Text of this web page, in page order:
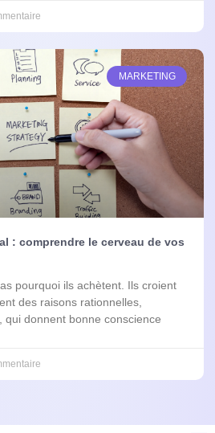
MARKETING
: comprendre le cerveau de vos
pourquoi ils achètent. Ils croient
des raisons rationnelles,
qui donnent bonne conscience